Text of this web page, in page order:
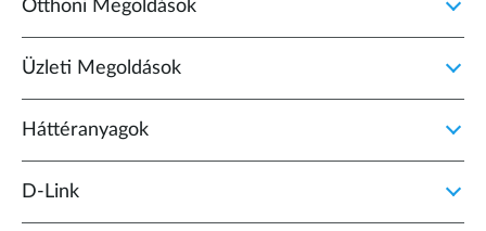
Otthoni Megoldások
Üzleti Megoldások
Háttéranyagok
D‑Link